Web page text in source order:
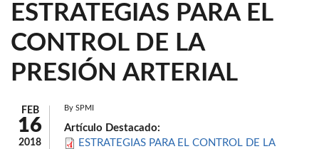
ESTRATEGIAS PARA EL
CONTROL DE LA
PRESIÓN ARTERIAL
FEB
16
2018
By SPMI
Artículo Destacado:
ESTRATEGIAS PARA EL CONTROL DE LA